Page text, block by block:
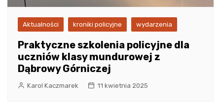
Aktualności kroniki policyjne wydarzenia
Praktyczne szkolenia policyjne dla
uczniów klasy mundurowej z
Dąbrowy Górniczej
Karol Kaczmarek 11 kwietnia 2025